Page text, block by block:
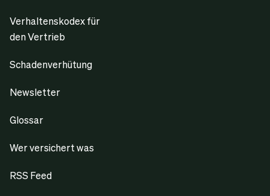
Verhaltenskodex für
den Vertrieb
Schadenverhütung
Newsletter
Glossar
Wer versichert was
RSS Feed